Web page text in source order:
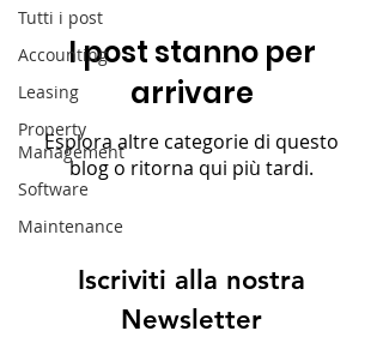
Tutti i post
Accounting
Leasing
Property
Management
Software
Maintenance
I post stanno per
arrivare
Esplora altre categorie di questo
blog o ritorna qui più tardi.
Iscriviti alla nostra
Newsletter